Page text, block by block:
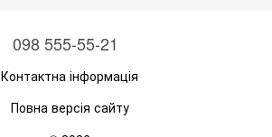
098 555-55-21
Контактна інформація
Повна версія сайту